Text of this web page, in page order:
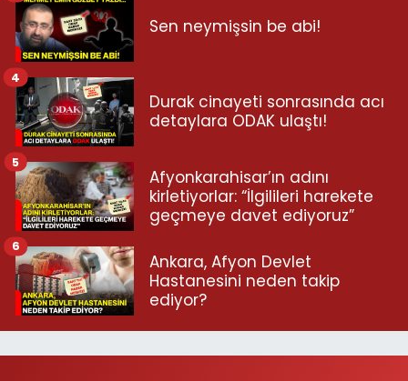
Sen neymişsin be abi!
Durak cinayeti sonrasında acı
detaylara ODAK ulaştı!
4
Afyonkarahisar’ın adını
kirletiyorlar: “İlgilileri harekete
geçmeye davet ediyoruz”
5
Ankara, Afyon Devlet
Hastanesini neden takip
ediyor?
6